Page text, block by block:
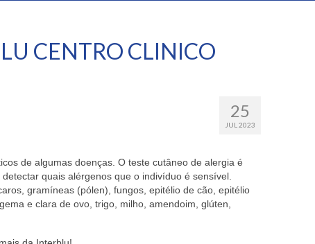
CENTRO CLINICO
25
JUL 2023
de algumas doenças. O teste cutâneo de alergia é
quais alérgenos que o indivíduo é sensível.
gramíneas (pólen), fungos, epitélio de cão, epitélio
e clara de ovo, trigo, milho, amendoim, glúten,